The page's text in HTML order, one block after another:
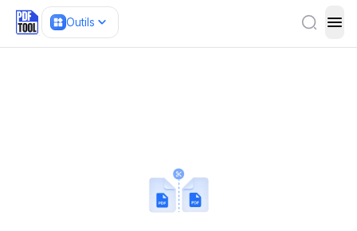
Outils